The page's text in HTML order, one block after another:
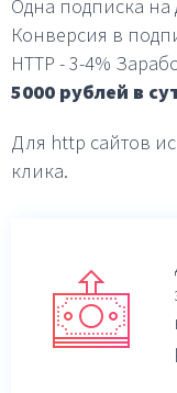
Одна подписка на
Конверсия в
HTTP - 3-4%
5000 рублей в
Для http сайтов
клика.